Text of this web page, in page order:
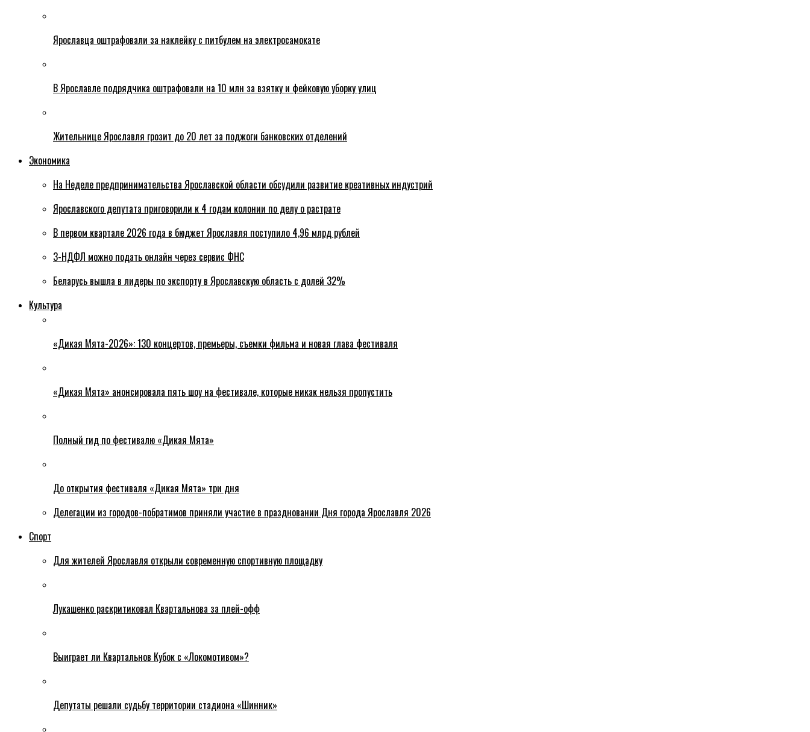
Ярославца оштрафовали за наклейку с питбулем на электросамокате
В Ярославле подрядчика оштрафовали на 10 млн за взятку и фейковую уборку улиц
Жительнице Ярославля грозит до 20 лет за поджоги банковских отделений
Экономика
На Неделе предпринимательства Ярославской области обсудили развитие креативных индустрий
Ярославского депутата приговорили к 4 годам колонии по делу о растрате
В первом квартале 2026 года в бюджет Ярославля поступило 4,96 млрд рублей
3-НДФЛ можно подать онлайн через сервис ФНС
Беларусь вышла в лидеры по экспорту в Ярославскую область с долей 32%
Культура
«Дикая Мята-2026»: 130 концертов, премьеры, съемки фильма и новая глава фестиваля
«Дикая Мята» анонсировала пять шоу на фестивале, которые никак нельзя пропустить
Полный гид по фестивалю «Дикая Мята»
До открытия фестиваля «Дикая Мята» три дня
Делегации из городов-побратимов приняли участие в праздновании Дня города Ярославля 2026
Спорт
Для жителей Ярославля открыли современную спортивную площадку
Лукашенко раскритиковал Квартальнова за плей-офф
Выиграет ли Квартальнов Кубок с «Локомотивом»?
Депутаты решали судьбу территории стадиона «Шинник»